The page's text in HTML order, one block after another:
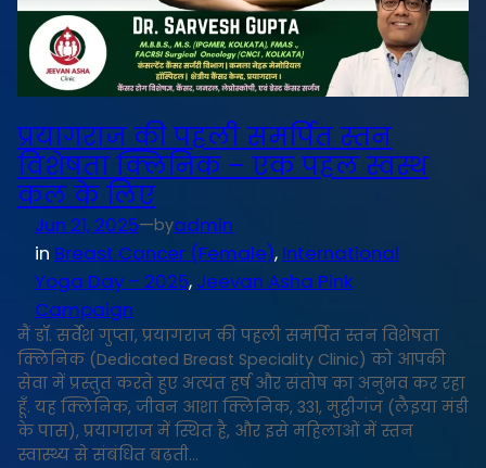
प्रयागराज की पहली समर्पित स्तन
विशेषता क्लिनिक – एक पहल स्वस्थ
कल के लिए
Jun 21, 2025—byadmin
in Breast Cancer (Female), International
Yoga Day – 2025, Jeevan Asha Pink
Campaign
मैं डॉ. सर्वेश गुप्ता, प्रयागराज की पहली समर्पित स्तन विशेषता
क्लिनिक (Dedicated Breast Speciality Clinic) को आपकी
सेवा में प्रस्तुत करते हुए अत्यंत हर्ष और संतोष का अनुभव कर रहा
हूँ. यह क्लिनिक, जीवन आशा क्लिनिक, 331, मुट्ठीगंज (लैइया मंडी
के पास), प्रयागराज में स्थित है, और इसे महिलाओं में स्तन
स्वास्थ्य से संबंधित बढ़ती…